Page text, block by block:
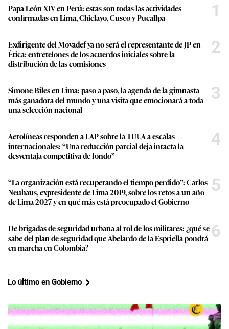
Papa León XIV en Perú: estas son todas las actividades
confirmadas en Lima, Chiclayo, Cusco y Pucallpa
1
Exdirigente del Movadef ya no será el representante de JP en
Ética: entretelones de los acuerdos iniciales sobre la
distribución de las comisiones
2
Simone Biles en Lima: paso a paso, la agenda de la gimnasta
más ganadora del mundo y una visita que emocionará a toda
una selección nacional
3
Aerolíneas responden a LAP sobre la TUUA a escalas
internacionales: “Una reducción parcial deja intacta la
desventaja competitiva de fondo”
4
“La organización está recuperando el tiempo perdido”: Carlos
Neuhaus, expresidente de Lima 2019, sobre los retos a un año
de Lima 2027 y en qué más está preocupado el Gobierno
5
De brigadas de seguridad urbana al rol de los militares: ¿qué se
sabe del plan de seguridad que Abelardo de la Espriella pondrá
en marcha en Colombia?
6
Lo último en Gobierno